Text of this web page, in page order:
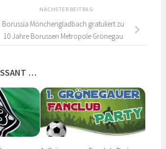
NÄCHSTER BEITRAG
Borussia Mönchengladbach gratuliert zu
10 Jahre Borussen Metropole Grönegau
…